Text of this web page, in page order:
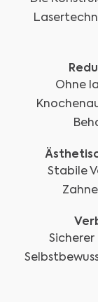
Ohne
Stabile